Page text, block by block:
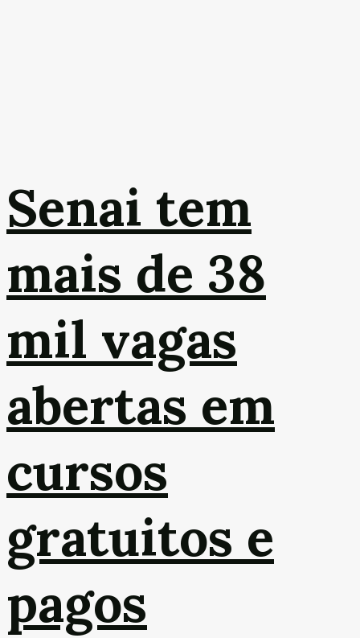
Senai tem
mais de 38
mil vagas
abertas em
cursos
gratuitos e
pagos